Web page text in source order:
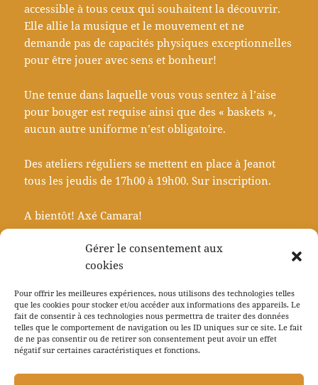
Gérer le consentement aux
cookies
Pour offrir les meilleures expériences, nous utilisons des technologies telles
que les cookies pour stocker et/ou accéder aux informations des appareils. Le
fait de consentir à ces technologies nous permettra de traiter des données
telles que le comportement de navigation ou les ID uniques sur ce site. Le fait
de ne pas consentir ou de retirer son consentement peut avoir un effet
négatif sur certaines caractéristiques et fonctions.
accessible à tous ceux qui souhaitent la découvrir.
Elle allie la musique et le mouvement et ne
demande pas de capacités physiques exceptionnelles
pour être jouer avec sens et bonheur!
Une tenue dans laquelle vous vous sentez à l’aise
pour bouger est requise ainsi que des « baskets »,
aucun autre uniforme n’est obligatoire.
Des ateliers réguliers se mettent en place à Jeanot
tous les jeudis de 17h00 à 19h00. Sur inscription.
A bientôt! Axé Camara!
Nico: 07 82 26 47 28
Navigation
Article
Ateliers de Capoeira Angola